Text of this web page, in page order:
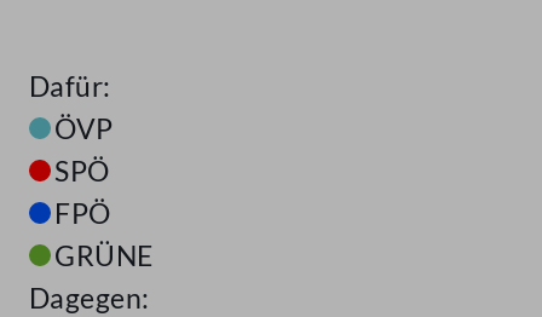
Dafür:
ÖVP
SPÖ
FPÖ
GRÜNE
Dagegen: